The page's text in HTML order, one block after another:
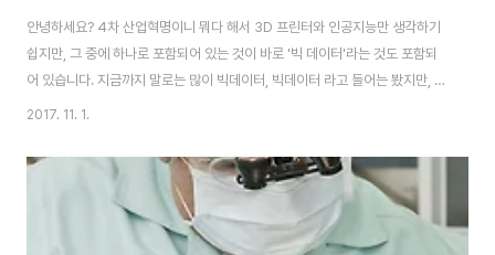
안녕하세요? 4차 산업혁명이니 뭐다 해서 3D 프린터와 인공지능만 생각하기
쉽지만, 그 중에 하나로 포함되어 있는 것이 바로 '빅 데이터'라는 것도 포함되
어 있습니다. 지금까지 말로는 많이 빅데이터, 빅데이터 라고 들어는 봤지만, 정
확히는 무엇인지 알지는 못했습니다. 그런데 Newton의 2017년 11월호 기사
에서 나와있는 가장 간단한 정의를 보자면 [디지털 환경에서 생성되는 데이터
로 그 규모가 방대하고, 생성 주기도 짧고, 형태도 수치 데이터 뿐아니라 문자와
영상 데이터를 포함하는 대규모 데이터]라고 정의가 되어 있습니다. 한마디로
데이터의 그 양이 상당히 크다고 해서 이름에서 부터 '빅'이 붙었는 건지도 모르
2017. 11. 1.